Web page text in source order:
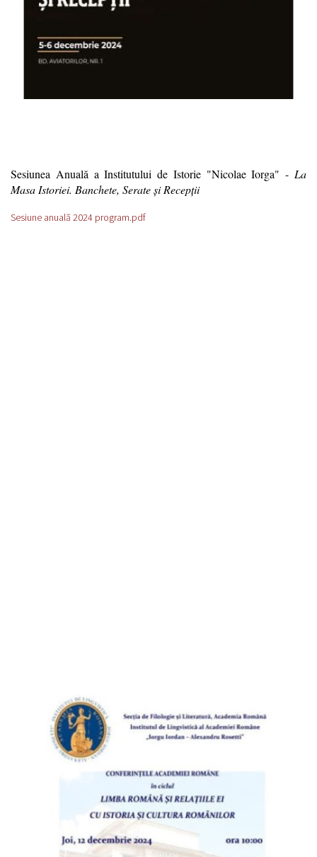
Sesiunea Anuală a Institutului de Istorie "Nicolae Iorga" - La
Masa Istoriei. Banchete, Serate și Recepții
Sesiune anuală 2024 program.pdf